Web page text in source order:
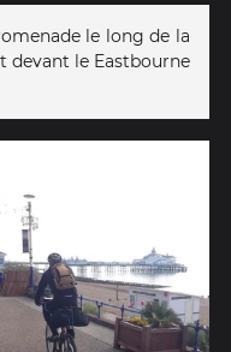
le long de la
devant le Eastbourne